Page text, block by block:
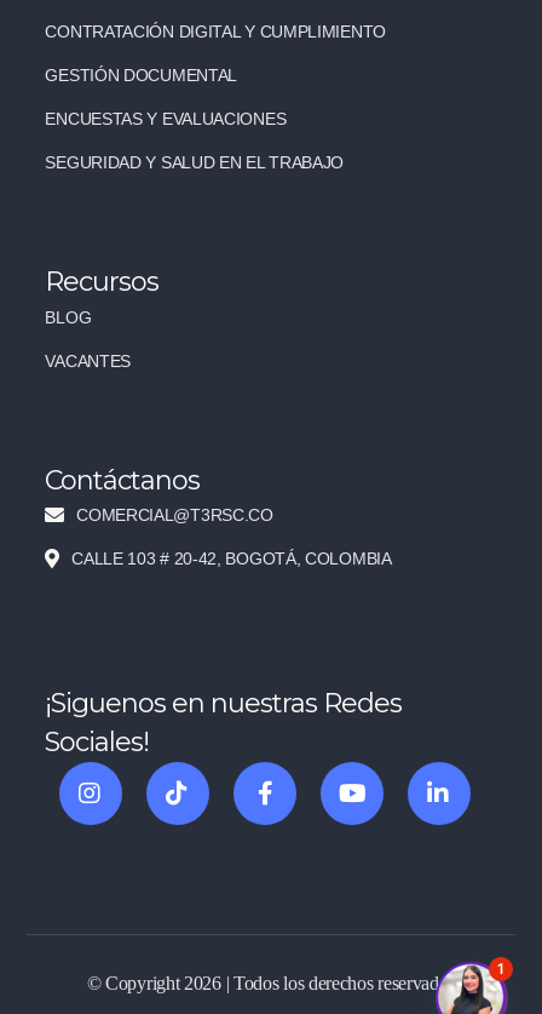
CONTRATACIÓN DIGITAL Y CUMPLIMIENTO
GESTIÓN DOCUMENTAL
ENCUESTAS Y EVALUACIONES
SEGURIDAD Y SALUD EN EL TRABAJO
Recursos
BLOG
VACANTES
Contáctanos
COMERCIAL@T3RSC.CO
CALLE 103 # 20-42, BOGOTÁ, COLOMBIA
¡Siguenos en nuestras Redes
Sociales!
© Copyright 2026 | Todos los derechos reservados
1